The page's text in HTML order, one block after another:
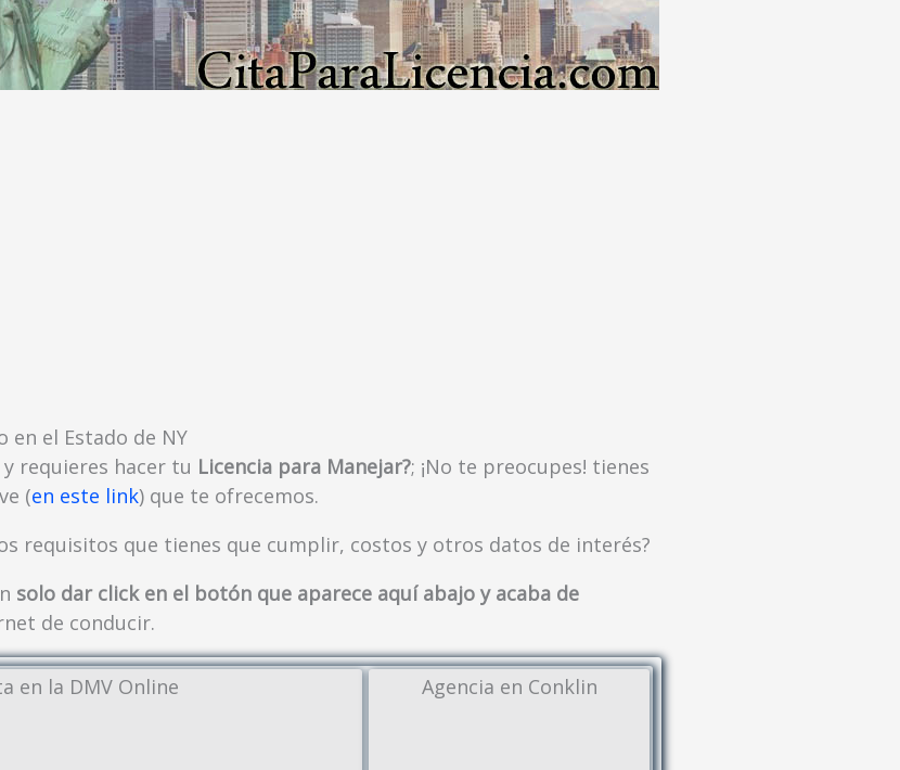
en el Estado de NY
y requieres hacer tu Licencia para Manejar?; ¡No te preocupes! tienes
(en este link) que te ofrecemos.
requisitos que tienes que cumplir, costos y otros datos de interés?
solo dar click en el botón que aparece aquí abajo y acaba de
de conducir.
en la DMV Online Agencia en Conklin